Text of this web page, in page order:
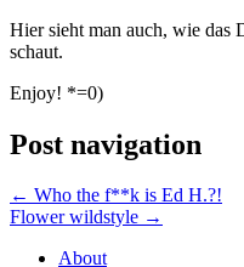
Hier sieht man auch, wie das
schaut.
Enjoy! *=0)
Post navigation
← Who the f**k is Ed H.?!
Flower wildstyle →
About